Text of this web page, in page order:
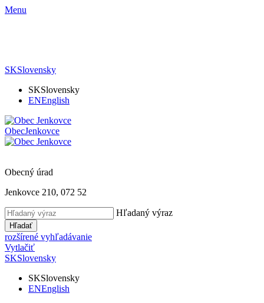
Menu
SKSlovensky
SKSlovensky
ENEnglish
ObecJenkovce
Obecný úrad
Jenkovce 210, 072 52
Hľadaný výraz
Hľadať
rozšírené vyhľadávanie
Vytlačiť
SKSlovensky
SKSlovensky
ENEnglish